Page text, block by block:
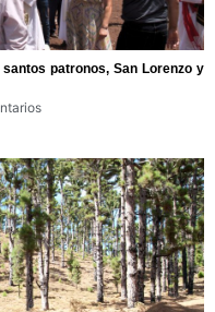
patronos, San Lorenzo y